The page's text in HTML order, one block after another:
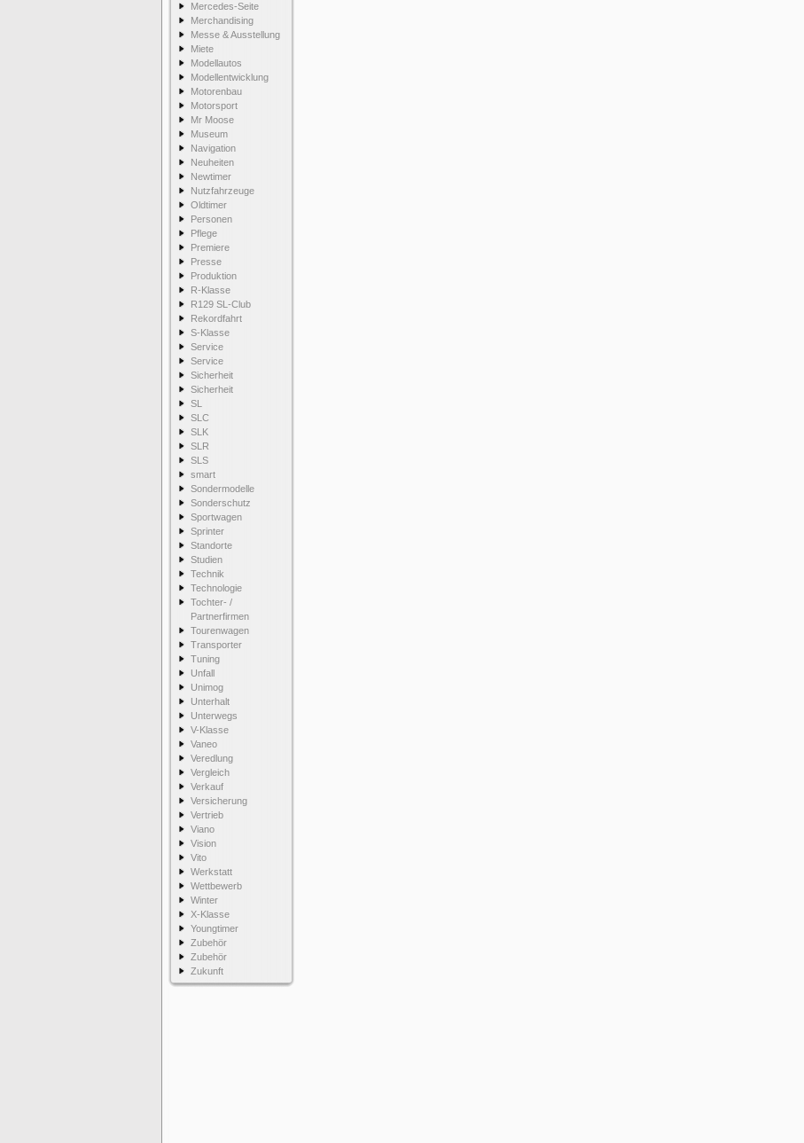
Mercedes-Seite
Merchandising
Messe & Ausstellung
Miete
Modellautos
Modellentwicklung
Motorenbau
Motorsport
Mr Moose
Museum
Navigation
Neuheiten
Newtimer
Nutzfahrzeuge
Oldtimer
Personen
Pflege
Premiere
Presse
Produktion
R-Klasse
R129 SL-Club
Rekordfahrt
S-Klasse
Service
Service
Sicherheit
Sicherheit
SL
SLC
SLK
SLR
SLS
smart
Sondermodelle
Sonderschutz
Sportwagen
Sprinter
Standorte
Studien
Technik
Technologie
Tochter- /
Partnerfirmen
Tourenwagen
Transporter
Tuning
Unfall
Unimog
Unterhalt
Unterwegs
V-Klasse
Vaneo
Veredlung
Vergleich
Verkauf
Versicherung
Vertrieb
Viano
Vision
Vito
Werkstatt
Wettbewerb
Winter
X-Klasse
Youngtimer
Zubehör
Zubehör
Zukunft